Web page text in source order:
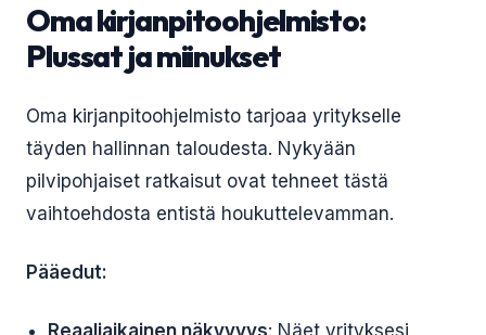
Oma kirjanpitoohjelmisto:
Plussat ja miinukset
Oma kirjanpitoohjelmisto tarjoaa yritykselle
täyden hallinnan taloudesta. Nykyään
pilvipohjaiset ratkaisut ovat tehneet tästä
vaihtoehdosta entistä houkuttelevamman.
Pääedut: